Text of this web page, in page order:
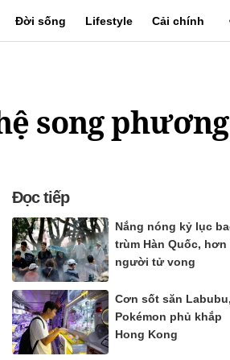
Đời sống Lifestyle Cải chính
song phương
Đọc tiếp
Nắng nóng kỷ lục
trùm Hàn Quốc, hơn
người tử vong
Cơn sốt săn Labubu,
Pokémon phủ khắp
Hong Kong